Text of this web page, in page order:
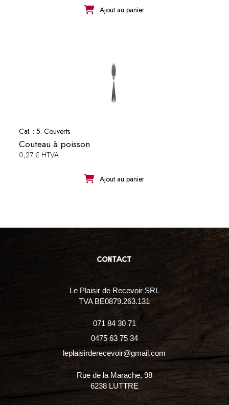
Ajout au panier
Cat. : 5. Couverts
Couteau à poisson
0,27 € HTVA
Ajout au panier
contact
Le Plaisir de Recevoir SRL
TVA BE0879.263.131
071 84 30 71
0475 63 75 34
leplaisirderecevoir@gmail.com
Rue de la Marache, 98
6238 LUTTRE